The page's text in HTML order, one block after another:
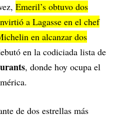
Emeril’s obtuvo dos
a Lagasse en el chef
en alcanzar dos
en la codiciada lista de
, donde hoy ocupa el
de dos estrellas más